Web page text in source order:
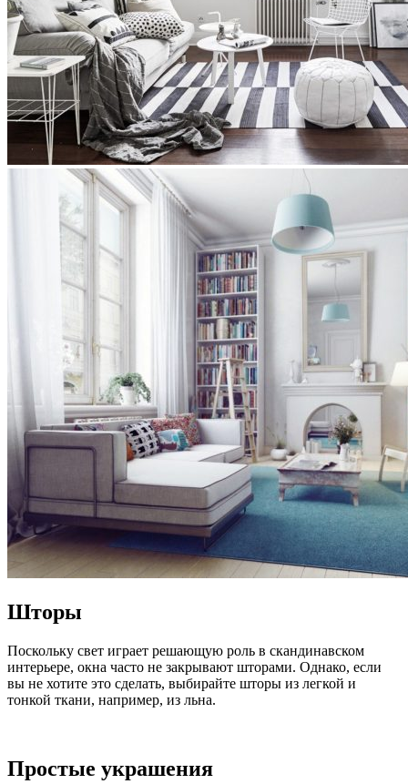
Шторы
Поскольку свет играет решающую роль в скандинавском
интерьере, окна часто не закрывают шторами. Однако, если
вы не хотите это сделать, выбирайте шторы из легкой и
тонкой ткани, например, из льна.
Простые украшения